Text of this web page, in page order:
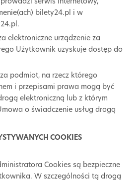
bilety24.pl i w
elektroniczne urządzenie za
Użytkownik uzyskuje dostęp do
podmiot, na rzecz którego
i przepisami prawa mogą być
elektroniczną lub z którym
o świadczenie usług drogą
COOKIES
Cookies są bezpieczne
W szczególności tą drogą